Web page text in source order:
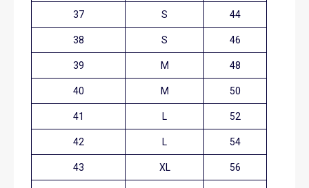
37 S 44
38 S 46
39 M 48
40 M 50
41 L 52
42 L 54
43 XL 56